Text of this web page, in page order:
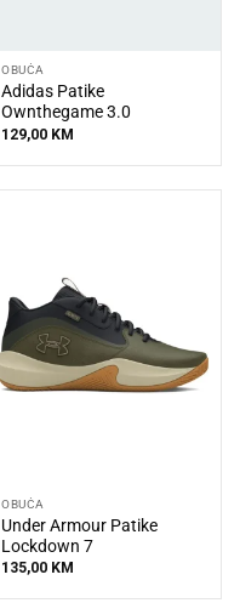
OBUĆA
Adidas Patike
Ownthegame 3.0
129,00 KM
OBUĆA
Under Armour Patike
Lockdown 7
135,00 KM